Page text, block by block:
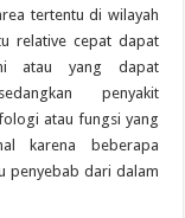
tertentu di wilayah
relative cepat dapat
atau yang dapat
penyakit
atau fungsi yang
karena beberapa
penyebab dari dalam